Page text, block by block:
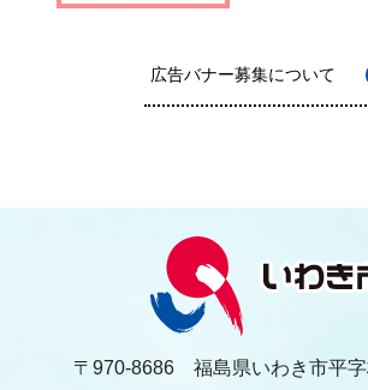
広告バナー募集について
〒970-8686 福島県いわき市平